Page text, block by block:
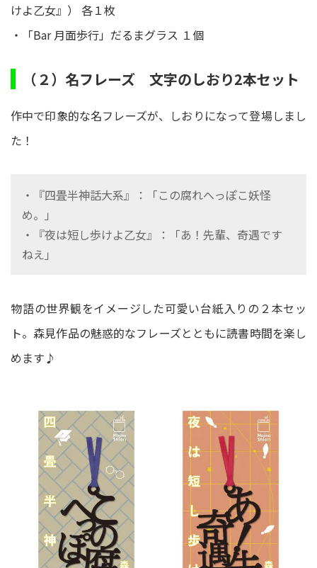
けよ乙女』） 各１枚
・「Bar 月面歩行」だるまグラス １個
（２）名フレーズ 文字のしおり2本セット
作中で印象的な名フレーズが、しおりになって登場しまし
た！
・『四畳半神話大系』：「この腐れへっぽこ妖怪
め。」
・『夜は短し歩けよ乙女』：「あ！先輩、奇遇です
ねえ」
物語の世界観をイメージした可愛い台紙入りの２本セッ
ト。森見作品の魅惑的なフレーズとともに読書時間を楽し
めます♪